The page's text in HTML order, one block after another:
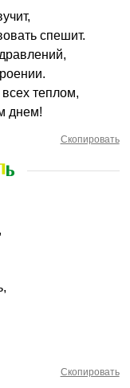
спешит.
всех теплом,
днем!
Скопировать
Скопировать